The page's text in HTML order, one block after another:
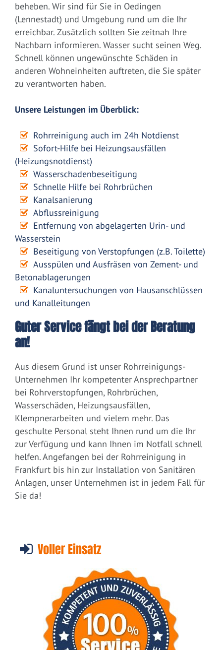
beheben. Wir sind für Sie in Oedingen
(Lennestadt) und Umgebung rund um die Ihr
erreichbar. Zusätzlich sollten Sie zeitnah Ihre
Nachbarn informieren. Wasser sucht seinen Weg.
Schnell können ungewünschte Schäden in
anderen Wohneinheiten auftreten, die Sie später
zu verantworten haben.
Unsere Leistungen im Überblick:
Rohrreinigung auch im 24h Notdienst
Sofort-Hilfe bei Heizungsausfällen
(Heizungsnotdienst)
Wasserschadenbeseitigung
Schnelle Hilfe bei Rohrbrüchen
Kanalsanierung
Abflussreinigung
Entfernung von abgelagerten Urin- und
Wasserstein
Beseitigung von Verstopfungen (z.B. Toilette)
Ausspülen und Ausfräsen von Zement- und
Betonablagerungen
Kanaluntersuchungen von Hausanschlüssen
und Kanalleitungen
Guter Service fängt bei der Beratung
an!
Aus diesem Grund ist unser Rohrreinigungs-
Unternehmen Ihr kompetenter Ansprechpartner
bei Rohrverstopfungen, Rohrbrüchen,
Wasserschäden, Heizungsausfällen,
Klempnerarbeiten und vielem mehr. Das
geschulte Personal steht Ihnen rund um die Ihr
zur Verfügung und kann Ihnen im Notfall schnell
helfen. Angefangen bei der Rohrreinigung in
Frankfurt bis hin zur Installation von Sanitären
Anlagen, unser Unternehmen ist in jedem Fall für
Sie da!
Voller Einsatz